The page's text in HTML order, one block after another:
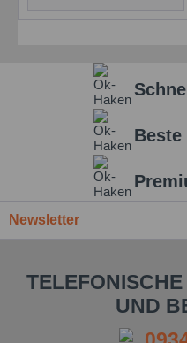
Newsletter
UND